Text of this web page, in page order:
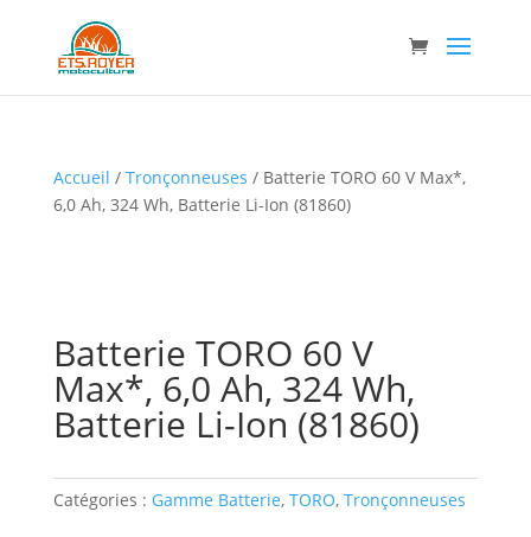
Accueil / Tronçonneuses / Batterie TORO 60 V Max*,
6,0 Ah, 324 Wh, Batterie Li-Ion (81860)
Batterie TORO 60 V
Max*, 6,0 Ah, 324 Wh,
Batterie Li-Ion (81860)
Catégories : Gamme Batterie, TORO, Tronçonneuses